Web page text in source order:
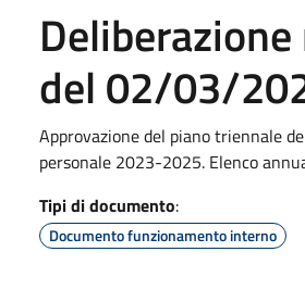
Deliberazione
del 02/03/
Approvazione del piano triennale
personale 2023-2025. Elenco
Tipi di documento:
Documento funzionamento interno